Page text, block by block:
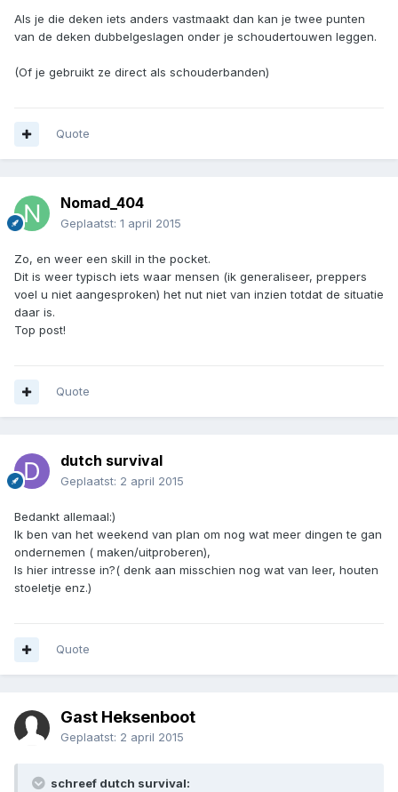
Als je die deken iets anders vastmaakt dan kan je twee punten
van de deken dubbelgeslagen onder je schoudertouwen leggen.
(Of je gebruikt ze direct als schouderbanden)
Quote
Nomad_404
Geplaatst: 1 april 2015
Zo, en weer een skill in the pocket.
Dit is weer typisch iets waar mensen (ik generaliseer, preppers
voel u niet aangesproken) het nut niet van inzien totdat de situatie
daar is.
Top post!
Quote
dutch survival
Geplaatst: 2 april 2015
Bedankt allemaal:)
Ik ben van het weekend van plan om nog wat meer dingen te gan
ondernemen ( maken/uitproberen),
Is hier intresse in?( denk aan misschien nog wat van leer, houten
stoeletje enz.)
Quote
Gast Heksenboot
Geplaatst: 2 april 2015
schreef dutch survival: